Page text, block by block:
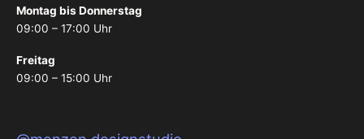
Montag bis Donnerstag
09:00 – 17:00 Uhr
Freitag
09:00 – 15:00 Uhr